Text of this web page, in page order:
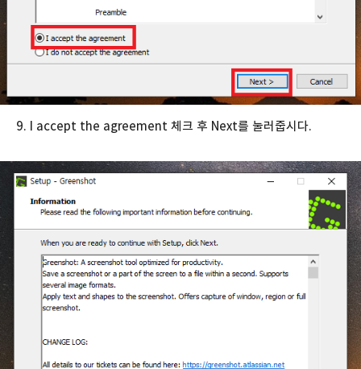
9. I accept the agreement 체크 후 Next를 눌러줍시다.